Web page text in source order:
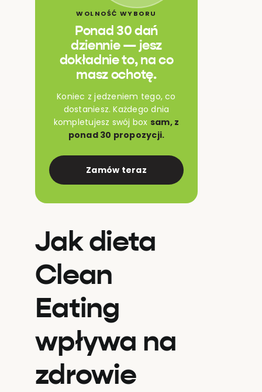
WOLNOŚĆ WYBORU
Ponad 30 dań
dziennie — jesz
dokładnie to, na co
masz ochotę.
Koniec z jedzeniem tego, co
dostaniesz. Każdego dnia
kompletujesz swój box sam, z
ponad 30 propozycji.
Zamów teraz
Jak dieta
Clean
Eating
wpływa na
zdrowie